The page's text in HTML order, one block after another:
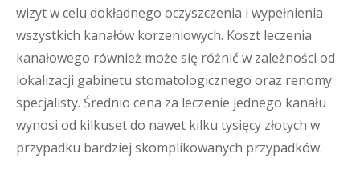
wizyt w celu dokładnego oczyszczenia i wypełnienia
wszystkich kanałów korzeniowych. Koszt leczenia
kanałowego również może się różnić w zależności od
lokalizacji gabinetu stomatologicznego oraz renomy
specjalisty. Średnio cena za leczenie jednego kanału
wynosi od kilkuset do nawet kilku tysięcy złotych w
przypadku bardziej skomplikowanych przypadków.